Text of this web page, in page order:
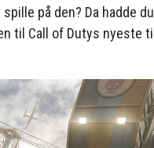
på den? Da hadde
til Call of Dutys nyeste